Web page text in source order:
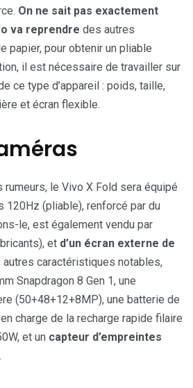
On ne sait pas exactement
va reprendre des autres
papier, pour obtenir un pliable
il est nécessaire de travailler sur
ce type d’appareil : poids, taille,
et écran flexible.
le Vivo X Fold sera équipé
120Hz (pliable), renforcé par du
le, est également vendu par
et d’un écran externe de
autres caractéristiques notables,
Snapdragon 8 Gen 1, une
(50+48+12+8MP), une batterie de
charge de la recharge rapide filaire
et un capteur d’empreintes
.